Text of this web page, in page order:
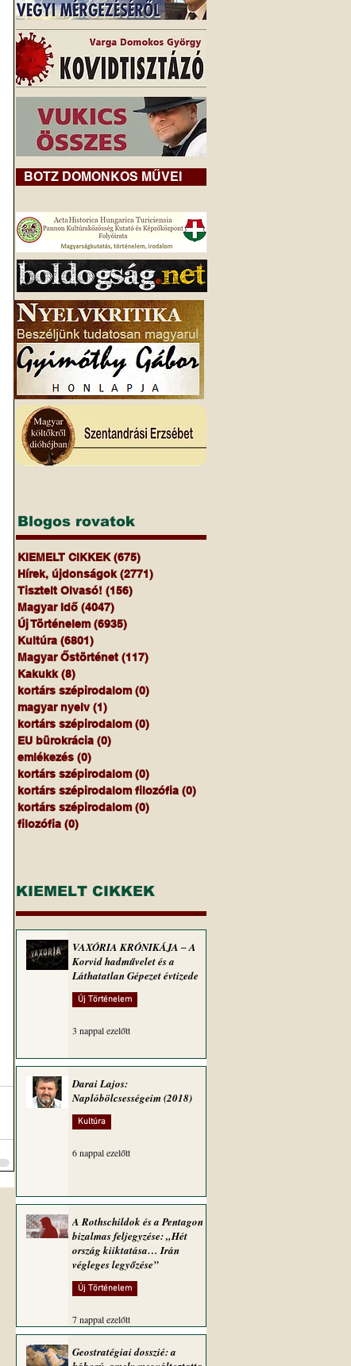
BOTZ DOMONKOS MŰVEI
Blogos rovatok
KIEMELT CIKKEK (675)
Hírek, újdonságok (2771)
Tisztelt Olvasó! (156)
Magyar Idő (4047)
Új Történelem (6935)
Kultúra (6801)
Magyar Őstörténet (117)
Kakukk (8)
kortárs szépirodalom (0)
magyar nyelv (1)
kortárs szépirodalom (0)
EU bürokrácia (0)
emlékezés (0)
kortárs szépirodalom (0)
kortárs szépirodalom filozófia (0)
kortárs szépirodalom (0)
filozófia (0)
KIEMELT CIKKEK
VAXÓRIA KRÓNIKÁJA ‒ A
Korvid hadművelet és a
Láthatatlan Gépezet évtizede
Új Történelem
3 nappal ezelőtt
Darai Lajos:
Naplóbölcsességeim (2018)
Kultúra
6 nappal ezelőtt
A Rothschildok és a Pentagon
bizalmas feljegyzése: „Hét
ország kiiktatása… Irán
végleges legyőzése”
Új Történelem
7 nappal ezelőtt
Geostratégiai dosszié: a